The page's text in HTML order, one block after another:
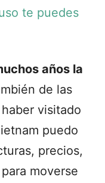
te puedes
años la
de las
visitado
puedo
precios,
moverse